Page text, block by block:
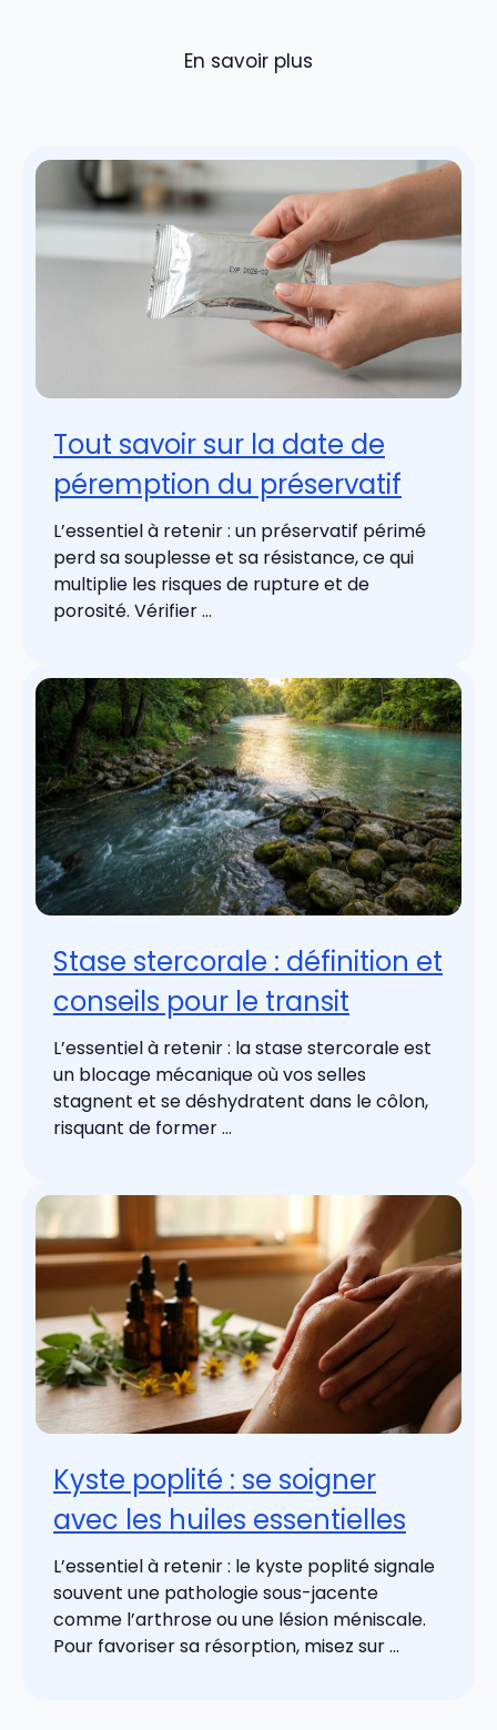
En savoir plus
Tout savoir sur la date de
péremption du préservatif
L’essentiel à retenir : un préservatif périmé
perd sa souplesse et sa résistance, ce qui
multiplie les risques de rupture et de
porosité. Vérifier ...
Stase stercorale : définition et
conseils pour le transit
L’essentiel à retenir : la stase stercorale est
un blocage mécanique où vos selles
stagnent et se déshydratent dans le côlon,
risquant de former ...
Kyste poplité : se soigner
avec les huiles essentielles
L’essentiel à retenir : le kyste poplité signale
souvent une pathologie sous-jacente
comme l’arthrose ou une lésion méniscale.
Pour favoriser sa résorption, misez sur ...